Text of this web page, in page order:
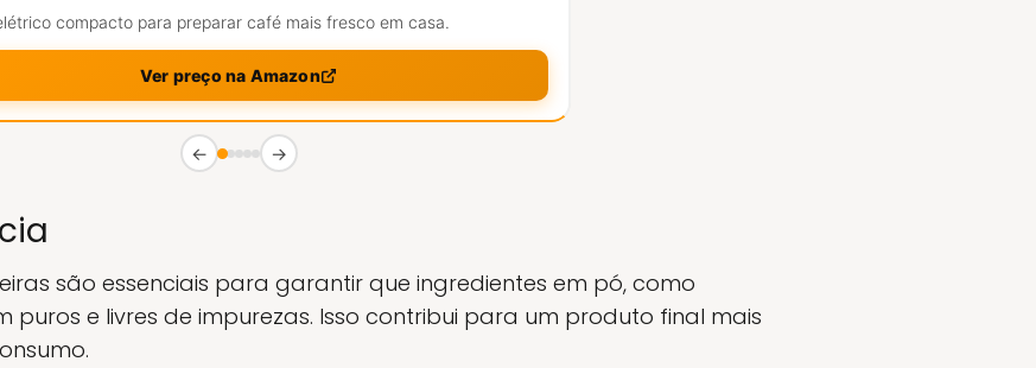
compacto para preparar café mais fresco em casa.
Ver preço na Amazon
← →
são essenciais para garantir que ingredientes em pó, como
puros e livres de impurezas. Isso contribui para um produto final mais